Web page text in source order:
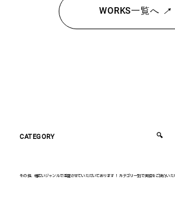
WORKS一覧へ
CATEGORY 🔍
その他、幅広いジャンルで活躍させていただいております！ カテゴリー別で実績をご紹介いた